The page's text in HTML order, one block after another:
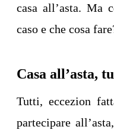
casa all’asta. Ma
caso e che cosa
Casa all’asta,
Tutti, eccezion
partecipare